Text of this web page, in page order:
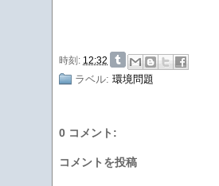
時刻: 12:32
ラベル: 環境問題
0 コメント:
コメントを投稿